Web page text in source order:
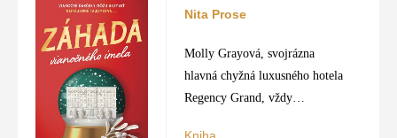
Nita Prose
Molly Grayová, svojrázna
hlavná chyžná luxusného hotela
Regency Grand, vždy